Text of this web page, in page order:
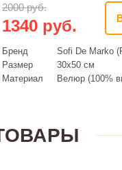
2000 руб.
1340 руб.
Бренд
Sofi De Marko
Размер
30х50 см
Материал
Велюр (100%